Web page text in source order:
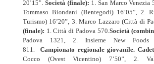
20’15”. Società (finale): 1. San Marco Venezia
Tommaso Biondani (Bentegodi) 16’05”, 2.
Turismo) 16’20”, 3. Marco Lazzaro (Città di
(finale): 1. Città di Padova 570.Società
Padova 1321, 2. Insieme New
811.Campionato regionale giovanile.
Cocco (Ovest Vicentino) 7’50”, 2.